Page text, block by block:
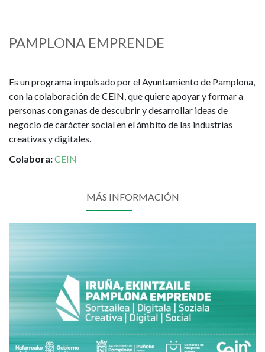
PAMPLONA EMPRENDE
Es un programa impulsado por el Ayuntamiento de Pamplona,
con la colaboración de CEIN, que quiere apoyar y formar a
personas con ganas de descubrir y desarrollar ideas de
negocio de carácter social en el ámbito de las industrias
creativas y digitales.
Colabora:CEIN
MÁS INFORMACIÓN